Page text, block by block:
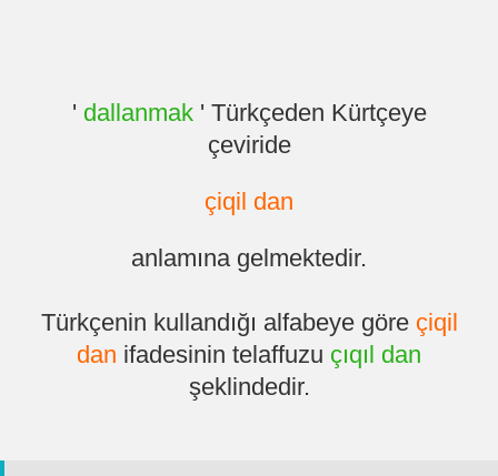
' dallanmak' Türkçeden Kürtçeye
çeviride
çiqil dan
anlamına gelmektedir.
Türkçenin kullandığı alfabeye göre çiqil
dan ifadesinin telaffuzu çıqıl dan
şeklindedir.